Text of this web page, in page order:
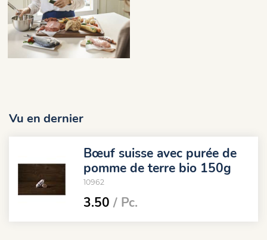
Vu en dernier
Bœuf suisse avec purée de
pomme de terre bio 150g
10962
3.50 / Pc.